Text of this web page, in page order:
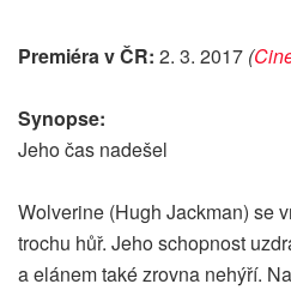
Premiéra v ČR: 2. 3. 2017 (
Synopse:
Jeho čas nadešel
Wolverine (Hugh Jackman) se
trochu hůř. Jeho schopnost
a elánem také zrovna nehýří.